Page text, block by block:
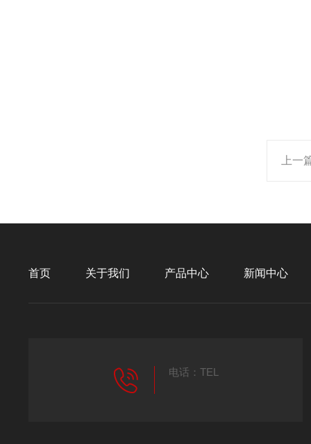
上一
首页 关于我们 产品中心 新闻中心
电话：TEL